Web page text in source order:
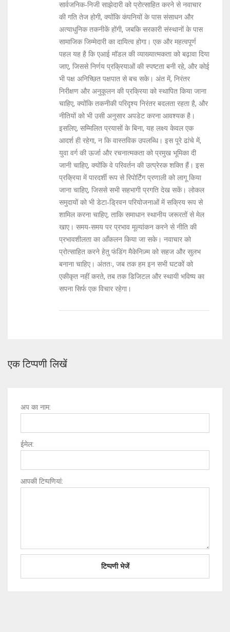
सार्वजनिक‑निजी साझेदारी को प्रोत्साहित करने से नवाचार
की गति तेज होगी, क्योंकि कंपनियों के पास संसाधन और
अत्याधुनिक तकनीकें होंगी, जबकि सरकारी संस्थानों के पास
सामाजिक जिम्मेदारी का दायित्व होगा। एक और महत्वपूर्ण
पहल यह है कि एआई मॉडल की व्याख्यात्मकता को बढ़ावा दिया
जाए, जिससे निर्णय प्रक्रियाओं की स्पष्टता बनी रहे, और कोई
भी पक्ष अनिच्छित पक्षपात से बच सके। अंत में, निरंतर
निरीक्षण और अनुकूलन की प्रक्रिया को स्थापित किया जाना
चाहिए, क्योंकि तकनीकी परिदृश्य निरंतर बदलता रहता है, और
नीतियों को भी उसी अनुसार अपडेट करना आवश्यक है।
इसलिए, सम्मिलित प्रयासों के बिना, यह लक्ष्य केवल एक
आदर्श ही रहेगा, न कि वास्तविक उपलब्धि। इस पूरे ढांचे में,
युवा वर्ग की ऊर्जा और रचनात्मकता को प्रमुख भूमिका दी
जानी चाहिए, क्योंकि वे परिवर्तन की उत्प्रेरक शक्ति हैं। इस
प्रक्रिया में पारदर्शी रूप से रिपोर्टिंग प्रणाली को लागू किया
जाना चाहिए, जिससे सभी सहभागी प्रगति देख सकें। लोकल
समुदायों को भी डेटा‑ड्रिवन परियोजनाओं में सक्रिय रूप से
शामिल करना चाहिए, ताकि समाधान स्थानीय जरूरतों से मेल
खाए। समय‑समय पर प्रभाव मूल्यांकन करने से नीति की
प्रभावशीलता का आँकलन किया जा सके। नवाचार को
प्रोत्साहित करने हेतु फंडिंग मैकेनिज़्म को सहज और सुलभ
बनाना चाहिए। अंततः, जब तक हम इन सभी घटकों को
एकीकृत नहीं करते, तब तक डिजिटल और स्थायी भविष्य का
सपना सिर्फ एक विचार रहेगा।
एक टिप्पणी लिखें
अप का नाम:
ईमेल:
आपकी टिप्पणियां: